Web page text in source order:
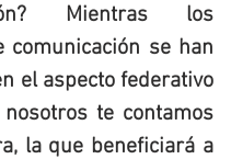
Mientras los
comunicación se han
el aspecto federativo
te contamos
la que beneficiará a